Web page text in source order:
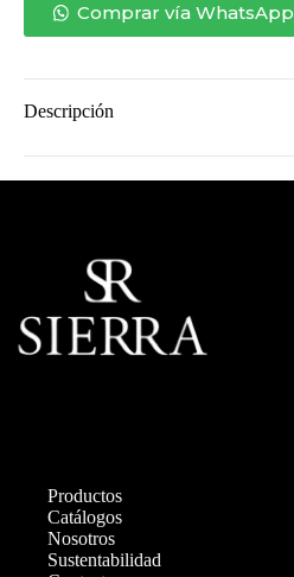
Comprar vía WhatsApp
Descripción
Productos
Catálogos
Nosotros
Sustentabilidad